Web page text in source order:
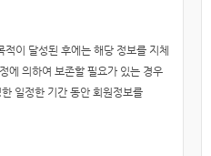
이 달성된 후에는 해당 정보를 지체
에 의하여 보존할 필요가 있는 경우
일정한 기간 동안 회원정보를